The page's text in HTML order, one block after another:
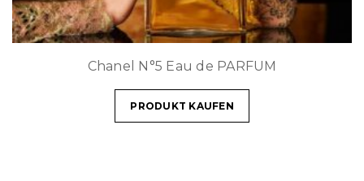
Chanel N°5 Eau de PARFUM
PRODUKT KAUFEN